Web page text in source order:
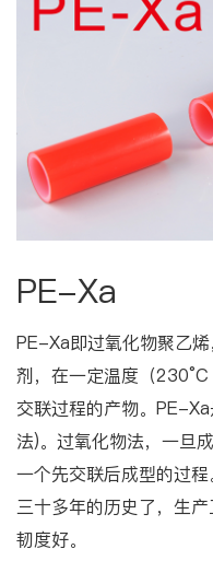
PE-Xa
PE-Xa即过氧化物聚乙
剂，在一定温度（
交联过程的产物。PE-
法)。过氧化物法，一旦
一个先交联后成型的过
三十多年的历史了，生
韧度好。